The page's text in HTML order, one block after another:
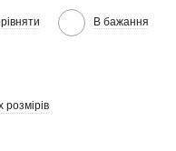
В бажання
розмірів